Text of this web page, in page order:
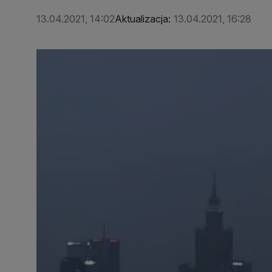
13.04.2021, 14:02Aktualizacja: 13.04.2021, 16:28